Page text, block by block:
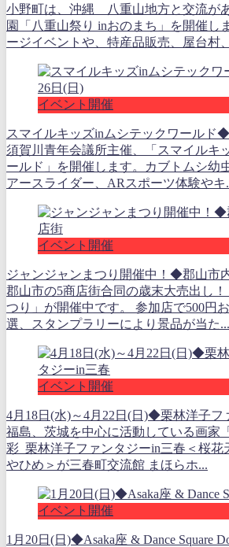
小野町は、沖縄 八重山地方と交流が
園「八重山祭り inおのまち」を開催し
ージイベントや、特産品販売、屋台村
イベント開催
スマイルキッズinムシテックワールド
須賀川青年会議所主催、「スマイルキ
ールド」を開催します。カブトムシ幼
アースライダー、ARスポーツ体験やキ
イベント開催
ジャンジャンまつり開催中！◆郡山市
郡山市の5商店街合同の歳末大売出し
つり」が開催中です。 参加店で500円
選、スタンプラリーにより景品が当た...
イベント開催
4月18日(水)～4月22日(日)◆栗林洋子フ
福島、茨城を中心に活動している画家
彩 栗林洋子ファンタジーin三春＜桜花
やひめ＞が三春町交流館 まほらホ...
イベント開催
1月20日(日)◆Asaka座 & Dance Square